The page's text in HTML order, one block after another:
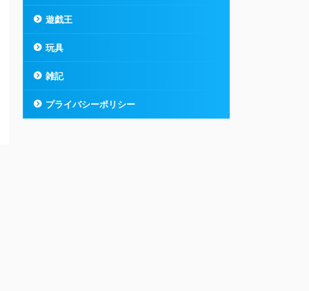
遊戯王
玩具
雑記
プライバシーポリシー